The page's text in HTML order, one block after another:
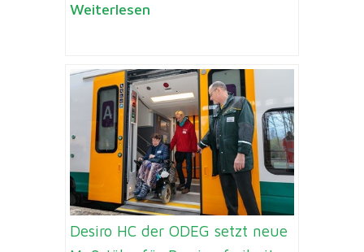
Weiterlesen
Desiro HC der ODEG setzt neue